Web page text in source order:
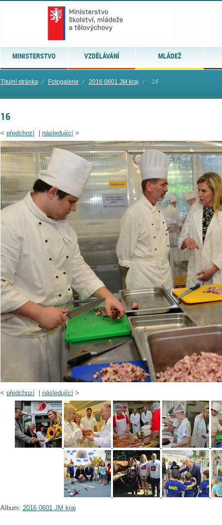
MINISTERSTVO VZDĚLÁVÁNÍ MLÁDEŽ
Titulní stránka ⁄ Fotogalerie ⁄ 2016 0601 JM kraj ⁄ 16
16
< předchozí| následující>
< předchozí| následující>
Album: 2016 0601 JM kraj